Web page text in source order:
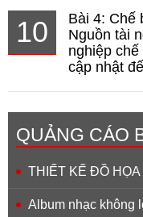
10
Bài 4: Chế
Nguồn tài
nghiệp
cập nhật
QUẢNG CÁO
THIẾT KẾ ĐỒ
Album nhạc không